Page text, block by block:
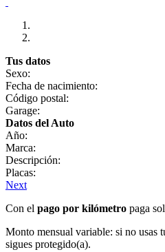
Tus datos
Sexo:
Fecha de nacimiento:
Código postal:
Garage:
Datos del Auto
Año:
Marca:
Descripción:
Placas:
Next
Con el pago por kilómetro paga
Monto mensual variable: si no usas
sigues protegido(a).